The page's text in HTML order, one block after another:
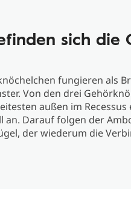
sich die
fungieren als
Von den drei
außen im
an. Darauf folgen der
der wiederum die